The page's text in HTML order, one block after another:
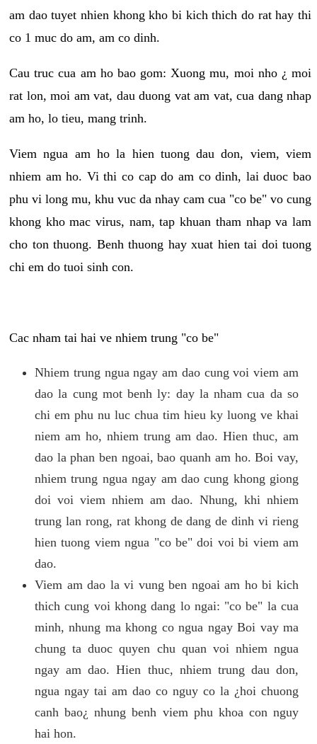
am dao tuyet nhien khong kho bi kich thich do rat hay thi
co 1 muc do am, am co dinh.
Cau truc cua am ho bao gom: Xuong mu, moi nho ¿ moi
rat lon, moi am vat, dau duong vat am vat, cua dang nhap
am ho, lo tieu, mang trinh.
Viem ngua am ho la hien tuong dau don, viem, viem
nhiem am ho. Vi thi co cap do am co dinh, lai duoc bao
phu vi long mu, khu vuc da nhay cam cua "co be" vo cung
khong kho mac virus, nam, tap khuan tham nhap va lam
cho ton thuong. Benh thuong hay xuat hien tai doi tuong
chi em do tuoi sinh con.
Cac nham tai hai ve nhiem trung "co be"
Nhiem trung ngua ngay am dao cung voi viem am
dao la cung mot benh ly: day la nham cua da so
chi em phu nu luc chua tim hieu ky luong ve khai
niem am ho, nhiem trung am dao. Hien thuc, am
dao la phan ben ngoai, bao quanh am ho. Boi vay,
nhiem trung ngua ngay am dao cung khong giong
doi voi viem nhiem am dao. Nhung, khi nhiem
trung lan rong, rat khong de dang de dinh vi rieng
hien tuong viem ngua "co be" doi voi bi viem am
dao.
Viem am dao la vi vung ben ngoai am ho bi kich
thich cung voi khong dang lo ngai: "co be" la cua
minh, nhung ma khong co ngua ngay Boi vay ma
chung ta duoc quyen chu quan voi nhiem ngua
ngay am dao. Hien thuc, nhiem trung dau don,
ngua ngay tai am dao co nguy co la ¿hoi chuong
canh bao¿ nhung benh viem phu khoa con nguy
hai hon.